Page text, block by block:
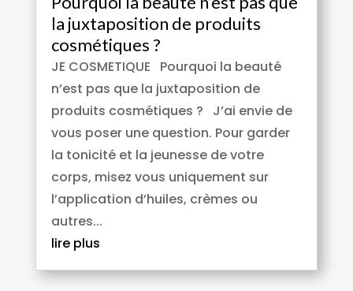
la juxtaposition de produits
cosmétiques ?
JE COSMETIQUE Pourquoi la beauté
n’est pas que la juxtaposition de
produits cosmétiques ? J’ai envie de
vous poser une question. Pour garder
la tonicité et la jeunesse de votre
corps, misez vous uniquement sur
l’application d’huiles, crèmes ou
autres...
lire plus